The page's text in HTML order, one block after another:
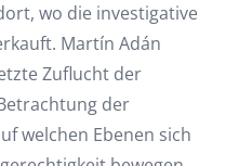
wo die investigative
Martín Adán
Zuflucht der
der
welchen Ebenen sich